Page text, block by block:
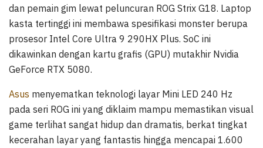
dan pemain gim lewat peluncuran ROG Strix G18. Laptop
kasta tertinggi ini membawa spesifikasi monster berupa
prosesor Intel Core Ultra 9 290HX Plus. SoC ini
dikawinkan dengan kartu grafis (GPU) mutakhir Nvidia
GeForce RTX 5080.
Asus menyematkan teknologi layar Mini LED 240 Hz
pada seri ROG ini yang diklaim mampu memastikan visual
game terlihat sangat hidup dan dramatis, berkat tingkat
kecerahan layar yang fantastis hingga mencapai 1.600